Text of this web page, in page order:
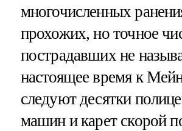
многочисленных
прохожих, но точное
пострадавших не
настоящее время к
следуют десятки
машин и карет скорой